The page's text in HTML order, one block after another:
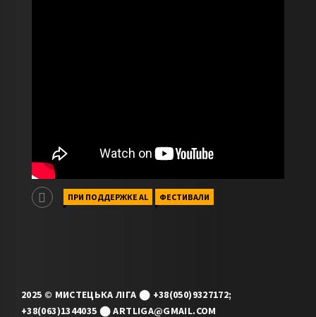
ПРИ ПОДДЕРЖКЕ AL ФЕСТИВАЛИ
2025 © МИСТЕЦЬКА ЛІГА ⬤ +38(050)9327172;
+38(063)1344035 ⬤ ARTLIGA@GMAIL.COM